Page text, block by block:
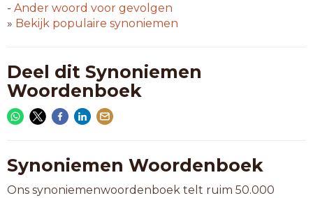
- Ander woord voor gevolgen
» Bekijk populaire synoniemen
Deel dit Synoniemen
Woordenboek
Synoniemen Woordenboek
Ons synoniemenwoordenboek telt ruim 50.000